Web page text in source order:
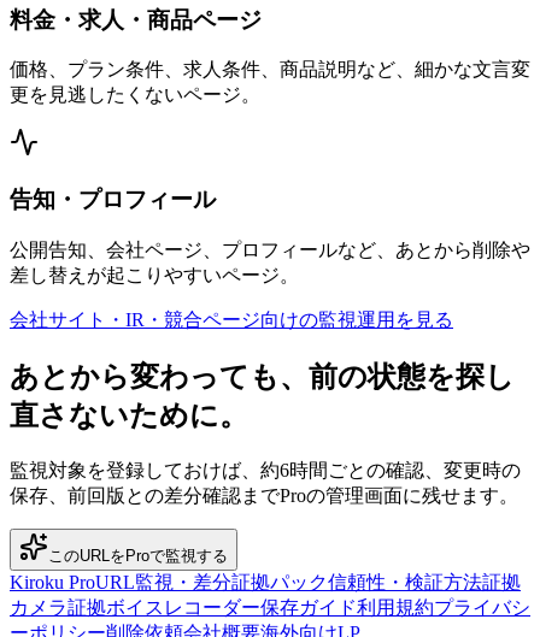
料金・求人・商品ページ
価格、プラン条件、求人条件、商品説明など、細かな文言変
更を見逃したくないページ。
告知・プロフィール
公開告知、会社ページ、プロフィールなど、あとから削除や
差し替えが起こりやすいページ。
会社サイト・IR・競合ページ向けの監視運用を見る
あとから変わっても、前の状態を探し
直さないために。
監視対象を登録しておけば、約6時間ごとの確認、変更時の
保存、前回版との差分確認までProの管理画面に残せます。
このURLをProで監視する
Kiroku ProURL監視・差分証拠パック信頼性・検証方法証拠
カメラ証拠ボイスレコーダー保存ガイド利用規約プライバシ
ーポリシー削除依頼会社概要海外向けLP